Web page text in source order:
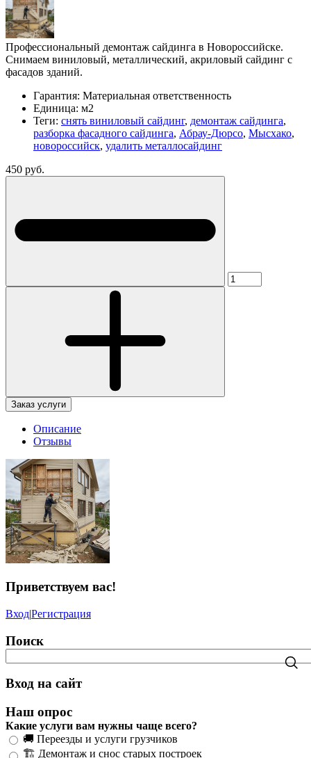
Профессиональный демонтаж сайдинга в Новороссийске.
Снимаем виниловый, металлический, акриловый сайдинг с
фасадов зданий.
Гарантия: Материальная ответственность
Единица: м2
Теги: снять виниловый сайдинг, демонтаж сайдинга,
разборка фасадного сайдинга, Абрау-Дюрсо, Мысхако,
новороссийск, удалить металлосайдинг
450 руб.
Заказ услуги
Описание
Отзывы
Приветствуем вас!
Вход|Регистрация
Поиск
Вход на сайт
Наш опрос
Какие услуги вам нужны чаще всего?
🚚 Переезды и услуги грузчиков
🏗️ Демонтаж и снос старых построек